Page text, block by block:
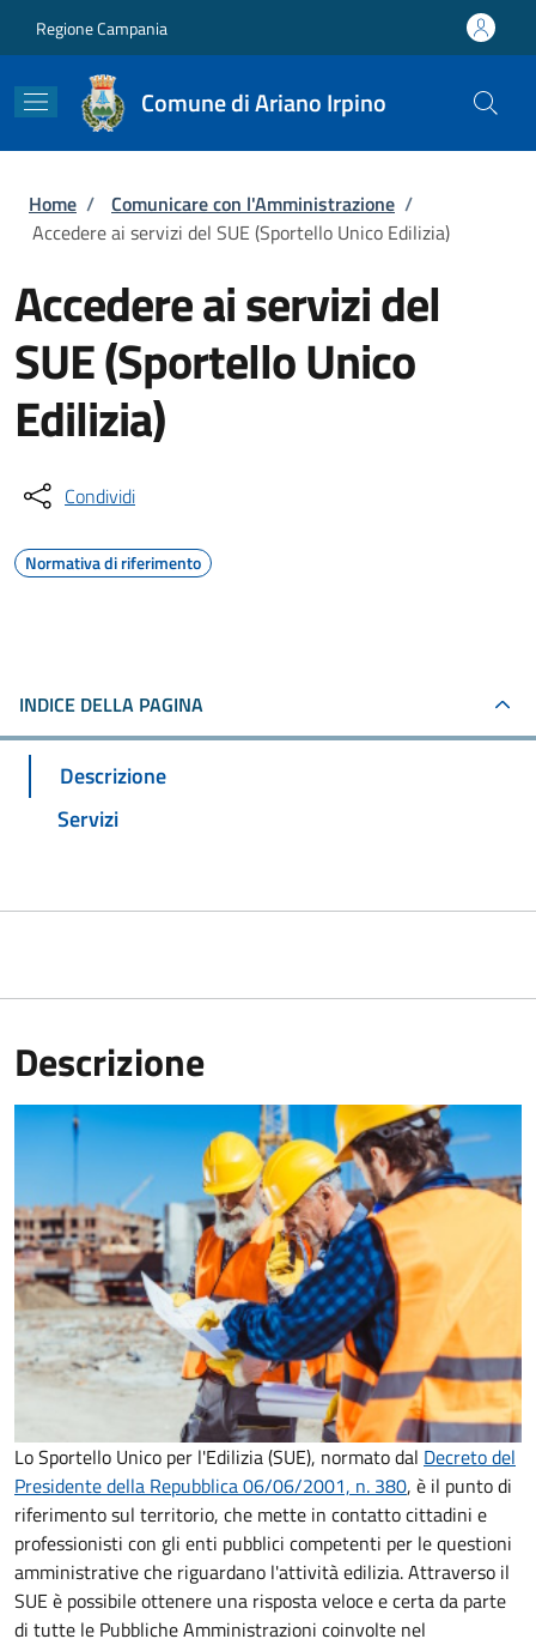
Regione Campania
Comune di Ariano Irpino
Briciole di pane
Home / Comunicare con l'Amministrazione /
Accedere ai servizi del SUE (Sportello Unico Edilizia)
Accedere ai servizi del
SUE (Sportello Unico
Edilizia)
Condividi
Normativa di riferimento
INDICE DELLA PAGINA
Descrizione
Servizi
Descrizione
Lo Sportello Unico per l'Edilizia (SUE), normato dal Decreto del
Presidente della Repubblica 06/06/2001, n. 380, è il punto di
riferimento sul territorio, che mette in contatto cittadini e
professionisti con gli enti pubblici competenti per le questioni
amministrative che riguardano l'attività edilizia. Attraverso il
SUE è possibile ottenere una risposta veloce e certa da parte
di tutte le Pubbliche Amministrazioni coinvolte nel